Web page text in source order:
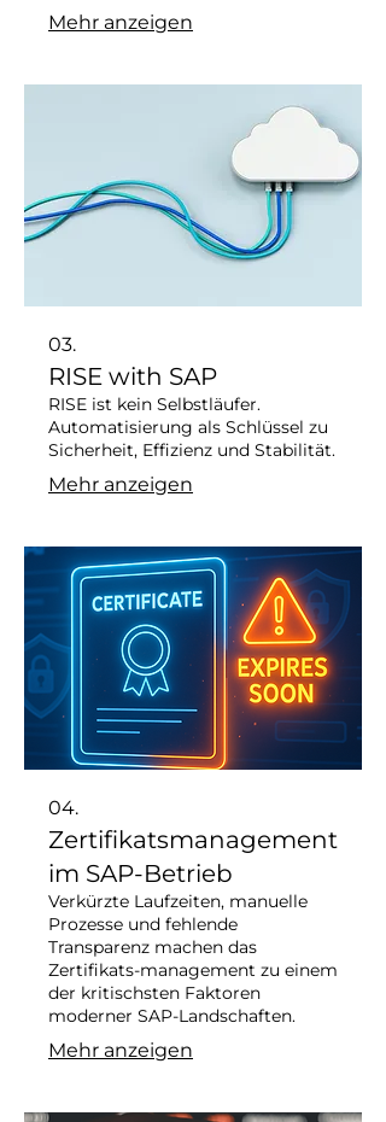
Mehr anzeigen
03.
RISE with SAP
RISE ist kein Selbstläufer.
Automatisierung als Schlüssel zu
Sicherheit, Effizienz und Stabilität.
Mehr anzeigen
04.
Zertifikatsmanagement
im SAP-Betrieb
Verkürzte Laufzeiten, manuelle
Prozesse und fehlende
Transparenz machen das
Zertifikats-management zu einem
der kritischsten Faktoren
moderner SAP-Landschaften.
Mehr anzeigen